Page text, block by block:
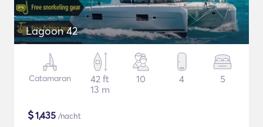
Lagoon 42
Catamaran
42 ft
13 m
10 4 5
$1,435 /nacht